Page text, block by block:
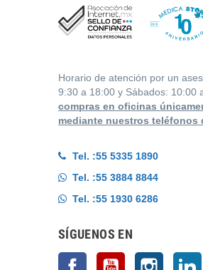
Horario de atención por un
9:30 a 18:00 y Sábados: 10:00
compras en oficinas
mediante nuestros teléfonos
Tel. :55 5335 1890
Tel. :55 3884 8844
Tel. :55 1930 6286
SÍGUENOS EN
Facebook YouTube Instagram